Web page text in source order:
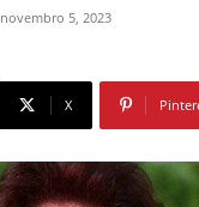
novembro 5, 2023
X